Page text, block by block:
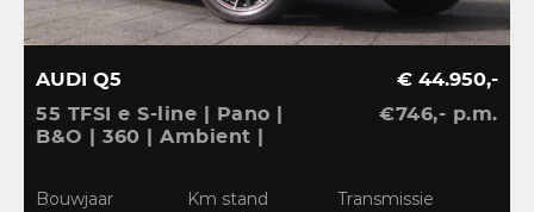
AUDI Q5
55 TFSI e S-line | Pano |
B&O | 360 | Ambient |
€ 44.950,-
€746,- p.m.
Bouwjaar Km stand Transmissie